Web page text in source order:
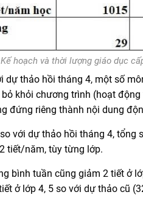
Kế hoạch và thời lượng giáo dục
dự thảo hồi tháng 4, một số
khỏi chương trình (hoạt
đứng riêng thành nội dung
với dự thảo hồi tháng 4,
tiết/năm, tùy từng lớp.
bình tuần cũng giảm 2 tiết ở
ở lớp 4, 5 so với dự thảo cũ